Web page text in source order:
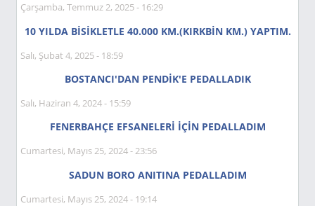
Çarşamba, Temmuz 2, 2025 - 16:29
10 YILDA BİSİKLETLE 40.000 KM.(KIRKBİN KM.) YAPTIM.
Salı, Şubat 4, 2025 - 18:59
BOSTANCI'DAN PENDİK'E PEDALLADIK
Salı, Haziran 4, 2024 - 15:59
FENERBAHÇE EFSANELERİ İÇİN PEDALLADIM
Cumartesi, Mayıs 25, 2024 - 23:56
SADUN BORO ANITINA PEDALLADIM
Cumartesi, Mayıs 25, 2024 - 19:14